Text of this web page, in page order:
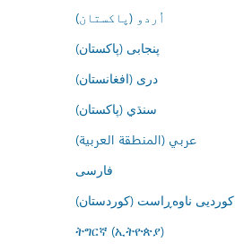
اُردو (پاکستان)
پنجابی (پاکستان)
درى (افغانستان)
سنڌي (پاکستان)
عربي (المنطقة العربية)
فارسى
کوردیی ناوەڕاست (کوردستان)
ትግርኛ (ኢትዮጵያ)